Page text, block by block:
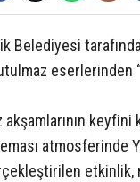
Belediyesi
eserlerinden
akşamlarının
atmosferinde
etkinlik,